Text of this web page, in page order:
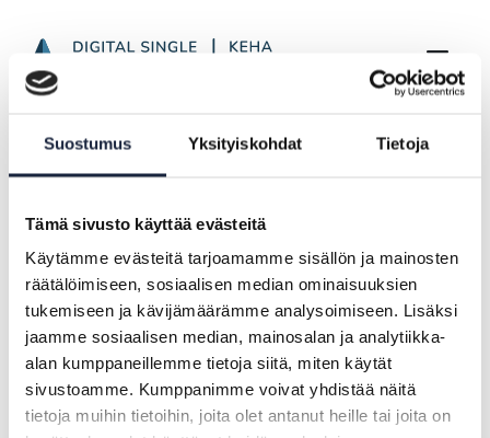
Suostumus Yksityiskohdat Tietoja
Tämä sivusto käyttää evästeitä
Käytämme evästeitä tarjoamamme sisällön ja mainosten
räätälöimiseen, sosiaalisen median ominaisuuksien
tukemiseen ja kävijämäärämme analysoimiseen. Lisäksi
jaamme sosiaalisen median, mainosalan ja analytiikka-
alan kumppaneillemme tietoja siitä, miten käytät
sivustoamme. Kumppanimme voivat yhdistää näitä
tietoja muihin tietoihin, joita olet antanut heille tai joita on
Frontpage
Highlights
28.05.2026
SDGr Newsletter from January to
May 2026
Newsletter only in Finnish